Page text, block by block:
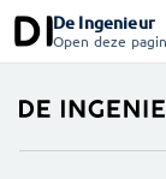
De Ingenieur
Open deze